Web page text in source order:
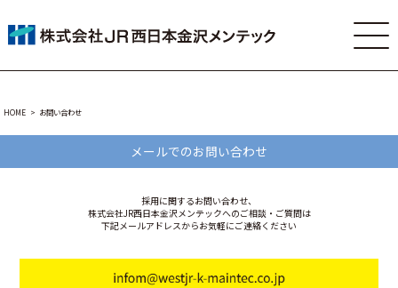
HOME お問い合わせ
メールでのお問い合わせ
採用に関するお問い合わせ、
株式会社JR西日本金沢メンテックへのご相談・ご質問は
下記メールアドレスからお気軽にご連絡ください